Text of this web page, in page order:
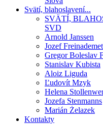
Svätí, blahoslavení...
SVÄTÍ,
SVD
Arnold Janssen
Jozef
Gregor Boleslav
Stanislav Kubista
Aloiz Liguda
Ľudovít Mzyk
Helena
Jozefa Stenmanns
Marián Żelazek
Kontakty